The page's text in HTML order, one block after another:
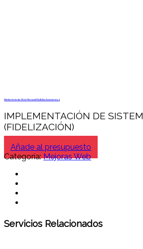
Mantenimiento Web Mensual Multidisc Soluciones 4
IMPLEMENTACIÓN DE
(FIDELIZACIÓN)
Añade al presupuesto
Categoría:Mejoras Web
Servicios Relacionados